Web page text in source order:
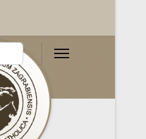
for results.